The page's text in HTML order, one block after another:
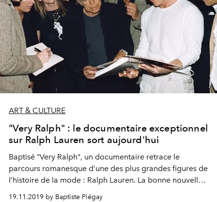
ART & CULTURE
"Very Ralph" : le documentaire exceptionnel
sur Ralph Lauren sort aujourd'hui
Baptisé "Very Ralph", un documentaire retrace le
parcours romanesque d’une des plus grandes figures de
l’histoire de la mode : Ralph Lauren. La bonne nouvelle ?
Il est disponible depuis la Belgique.
19.11.2019 by Baptiste Piégay